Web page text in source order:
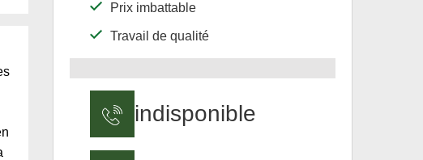
Prix imbattable
Travail de qualité
indisponible